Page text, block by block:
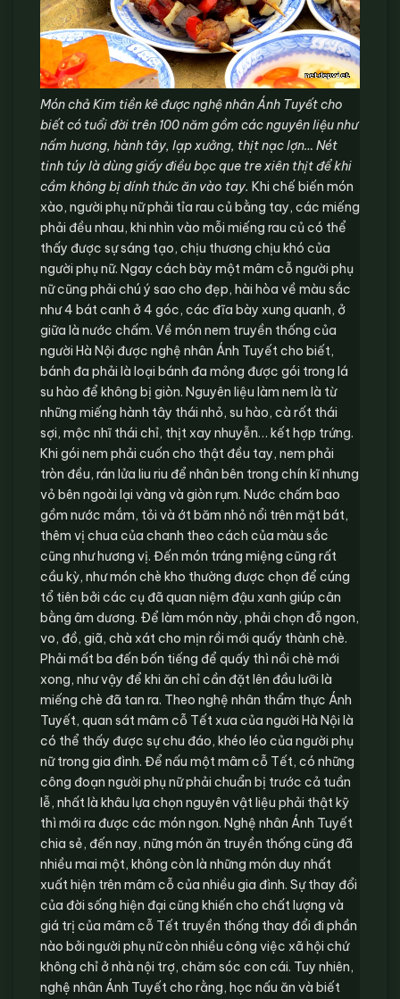
Món chả Kim tiền kê được nghệ nhân Ánh Tuyết cho
biết có tuổi đời trên 100 năm gồm các nguyên liệu như
nấm hương, hành tây, lạp xưởng, thịt nạc lợn… Nét
tinh túy là dùng giấy điều bọc que tre xiên thịt để khi
cầm không bị dính thức ăn vào tay. Khi chế biến món
xào, người phụ nữ phải tỉa rau củ bằng tay, các miếng
phải đều nhau, khi nhìn vào mỗi miếng rau củ có thể
thấy được sự sáng tạo, chịu thương chịu khó của
người phụ nữ. Ngay cách bày một mâm cỗ người phụ
nữ cũng phải chú ý sao cho đẹp, hài hòa về màu sắc
như 4 bát canh ở 4 góc, các đĩa bày xung quanh, ở
giữa là nước chấm. Về món nem truyền thống của
người Hà Nội được nghệ nhân Ánh Tuyết cho biết,
bánh đa phải là loại bánh đa mỏng được gói trong lá
su hào để không bị giòn. Nguyên liệu làm nem là từ
những miếng hành tây thái nhỏ, su hào, cà rốt thái
sợi, mộc nhĩ thái chỉ, thịt xay nhuyễn… kết hợp trứng.
Khi gói nem phải cuốn cho thật đều tay, nem phải
tròn đều, rán lửa liu riu để nhân bên trong chín kĩ nhưng
vỏ bên ngoài lại vàng và giòn rụm. Nước chấm bao
gồm nước mắm, tỏi và ớt băm nhỏ nổi trên mặt bát,
thêm vị chua của chanh theo cách của màu sắc
cũng như hương vị. Đến món tráng miệng cũng rất
cầu kỳ, như món chè kho thường được chọn để cúng
tổ tiên bởi các cụ đã quan niệm đậu xanh giúp cân
bằng âm dương. Ðể làm món này, phải chọn đỗ ngon,
vo, đồ, giã, chà xát cho mịn rồi mới quấy thành chè.
Phải mất ba đến bốn tiếng để quấy thì nồi chè mới
xong, như vậy để khi ăn chỉ cần đặt lên đầu lưỡi là
miếng chè đã tan ra. Theo nghệ nhân thẩm thực Ánh
Tuyết, quan sát mâm cỗ Tết xưa của người Hà Nội là
có thể thấy được sự chu đáo, khéo léo của người phụ
nữ trong gia đình. Để nấu một mâm cỗ Tết, có những
công đoạn người phụ nữ phải chuẩn bị trước cả tuần
lễ, nhất là khâu lựa chọn nguyên vật liệu phải thật kỹ
thì mới ra được các món ngon. Nghệ nhân Ánh Tuyết
chia sẻ, đến nay, nững món ăn truyền thống cũng đã
nhiều mai một, không còn là những món duy nhất
xuất hiện trên mâm cỗ của nhiều gia đình. Sự thay đổi
của đời sống hiện đại cũng khiến cho chất lượng và
giá trị của mâm cỗ Tết truyền thống thay đổi đi phần
nào bởi người phụ nữ còn nhiều công việc xã hội chứ
không chỉ ở nhà nội trợ, chăm sóc con cái. Tuy nhiên,
nghệ nhân Ánh Tuyết cho rằng, học nấu ăn và biết